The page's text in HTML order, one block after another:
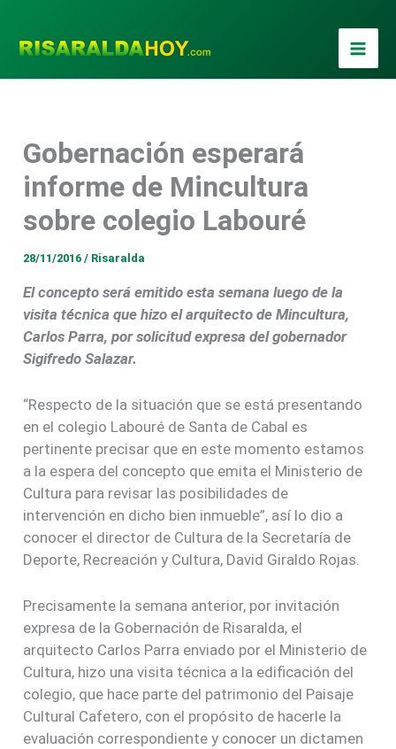
contenido
Gobernación esperará
informe de Mincultura
sobre colegio Labouré
28/11/2016/ Risaralda
El concepto será emitido esta semana luego de la
visita técnica que hizo el arquitecto de Mincultura,
Carlos Parra, por solicitud expresa del gobernador
Sigifredo Salazar.
“Respecto de la situación que se está presentando
en el colegio Labouré de Santa de Cabal es
pertinente precisar que en este momento estamos
a la espera del concepto que emita el Ministerio de
Cultura para revisar las posibilidades de
intervención en dicho bien inmueble”, así lo dio a
conocer el director de Cultura de la Secretaría de
Deporte, Recreación y Cultura, David Giraldo Rojas.
Precisamente la semana anterior, por invitación
expresa de la Gobernación de Risaralda, el
arquitecto Carlos Parra enviado por el Ministerio de
Cultura, hizo una visita técnica a la edificación del
colegio, que hace parte del patrimonio del Paisaje
Cultural Cafetero, con el propósito de hacerle la
evaluación correspondiente y conocer un dictamen